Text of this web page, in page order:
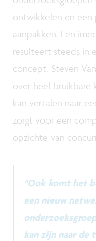
ontwikkelen en een
aanpakken. Een
resulteert steeds
concept. Steven
over heel bruikbare
kan vertalen naar
zorgt voor een
opzichte van
"Ook komt het
een nieuw
kan zijn naar de